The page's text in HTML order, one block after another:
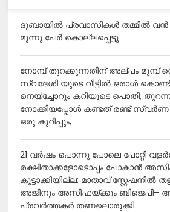
ദുബായിൽ പ്രവാസികൾ തമ്മിൽ
മൂന്നു പേർ കൊല്ലപ്പെട്ടു
നോമ്പ് തുറക്കുന്നതിന് അല്പം മുമ്പ്
സ്വദേശി യുടെ വീട്ടിൽ ഒരാൾ
നെയ്ച്ചോറും കറിയുടെ പൊതി,
നോക്കിയപ്പോൾ കണ്ടത് രണ്ട്
ഒരു കുറിപ്പും,
21 വർഷം പൊന്നു പോലെ പോറ്റി
രക്ഷിതാക്കളോടൊപ്പം പോകാൻ
കൂട്ടാക്കിയില്ല: മാതാവ് സ്റ്റേഷനിൽ
അജിനും അസിഫയ്ക്കും
പ്രവർത്തകർ തണലൊരുക്കി